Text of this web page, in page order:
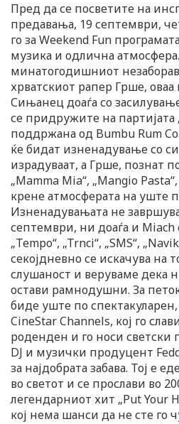
Пред да се посветите на
предавања, 19 септември,
го за Weekend Fun
музика и одлична
минатогодишниот
хрватскиот рапер Грше,
Сињанец доаѓа со
се придружите на партијата
поддржана од Bumbu Rum
ќе бидат изненадување со
израдуваат, а Грше, познат
„Mamma Mia“, „Mangio Pasta“,
крене атмосферата на уште
Изненадувањата не
септември, ни доаѓа и Miach
„Tempo“, „Trnci“, „SMS“,
секојдневно се искачува на
слушаност и веруваме дека
остави рамнодушни. За
биде уште по
CineStar Channels, кој го
роденден и го носи светски
DJ и музички продуцент
за најдобрата забава. Тој е
во светот и се прослави во
легендарниот хит „Put Your
кој нема шанси да не сте го